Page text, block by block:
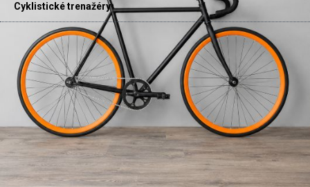
Cyklistické trenažéry